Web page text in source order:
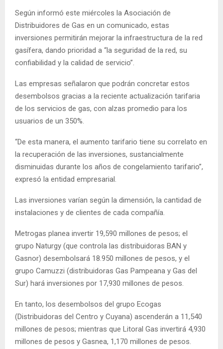
Según informó este miércoles la Asociación de
Distribuidores de Gas en un comunicado, estas
inversiones permitirán mejorar la infraestructura de la red
gasífera, dando prioridad a “la seguridad de la red, su
confiabilidad y la calidad de servicio”.
Las empresas señalaron que podrán concretar estos
desembolsos gracias a la reciente actualización tarifaria
de los servicios de gas, con alzas promedio para los
usuarios de un 350%.
“De esta manera, el aumento tarifario tiene su correlato en
la recuperación de las inversiones, sustancialmente
disminuidas durante los años de congelamiento tarifario”,
expresó la entidad empresarial.
Las inversiones varían según la dimensión, la cantidad de
instalaciones y de clientes de cada compañía.
Metrogas planea invertir 19,590 millones de pesos; el
grupo Naturgy (que controla las distribuidoras BAN y
Gasnor) desembolsará 18.950 millones de pesos, y el
grupo Camuzzi (distribuidoras Gas Pampeana y Gas del
Sur) hará inversiones por 17,930 millones de pesos.
En tanto, los desembolsos del grupo Ecogas
(Distribuidoras del Centro y Cuyana) ascenderán a 11,540
millones de pesos; mientras que Litoral Gas invertirá 4,930
millones de pesos y Gasnea, 1,170 millones de pesos.